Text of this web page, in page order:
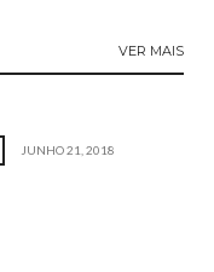
VER MAIS
JUNHO 21, 2018